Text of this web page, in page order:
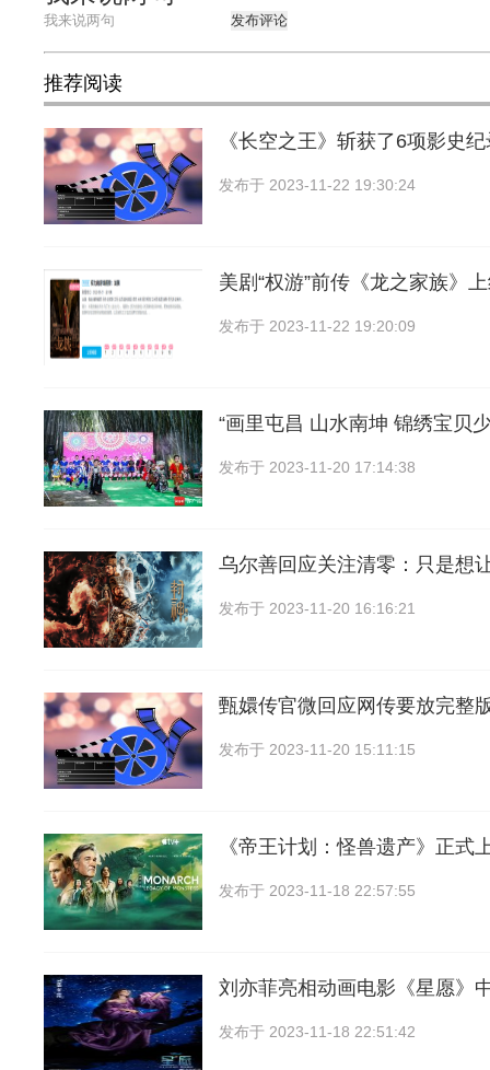
发布评论
推荐阅读
《长空之王》斩获了6项影史
发布于 2023-11-22 19:30:24
美剧“权游”前传《龙之家族》
发布于 2023-11-22 19:20:09
“画里屯昌 山水南坤 锦绣宝贝
发布于 2023-11-20 17:14:38
乌尔善回应关注清零：只是想
发布于 2023-11-20 16:16:21
甄嬛传官微回应网传要放完整
发布于 2023-11-20 15:11:15
《帝王计划：怪兽遗产》正式
发布于 2023-11-18 22:57:55
刘亦菲亮相动画电影《星愿》
发布于 2023-11-18 22:51:42